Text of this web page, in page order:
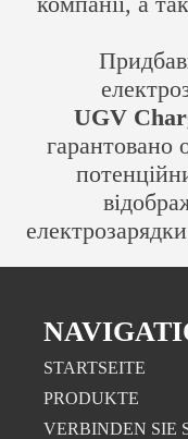
UGV
гарантовано
STARTSEITE
PRODUKTE
VERBINDEN SIE